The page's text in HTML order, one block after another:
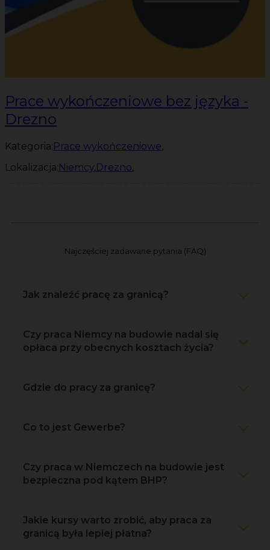
Prace wykończeniowe bez języka -
Drezno
Kategoria:Prace wykończeniowe,
Lokalizacja:Niemcy,Drezno,
Najczęściej zadawane pytania (FAQ)
Jak znaleźć pracę za granicą?
Czy praca Niemcy na budowie nadal się
opłaca przy obecnych kosztach życia?
Gdzie do pracy za granicę?
Co to jest Gewerbe?
Czy praca w Niemczech na budowie jest
bezpieczna pod kątem BHP?
Jakie kursy warto zrobić, aby praca za
granicą była lepiej płatna?